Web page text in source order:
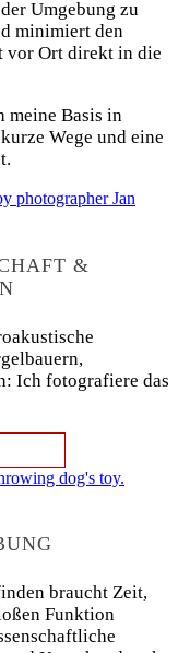
Umgebung zu
minimiert den
vor Ort direkt in die
meine Basis in
Wege und eine
&
Ich fotografiere das
braucht Zeit,
Funktion